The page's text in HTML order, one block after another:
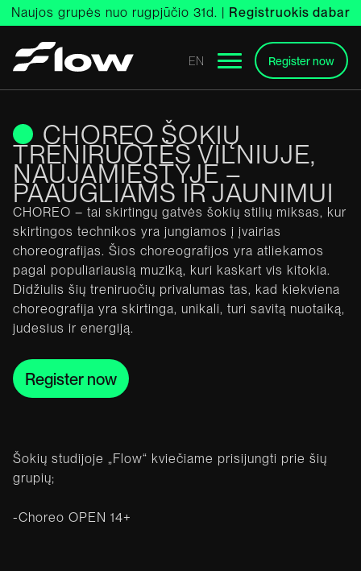
Naujos grupės nuo rugpjūčio 31d. | Registruokis dabar
EN Register now
Skip
to
content
CHOREO ŠOKIŲ
TRENIRUOTĖS VILNIUJE,
NAUJAMIESTYJE –
PAAUGLIAMS IR JAUNIMUI
CHOREO – tai skirtingų gatvės šokių stilių miksas, kur
skirtingos technikos yra jungiamos į įvairias
choreografijas. Šios choreografijos yra atliekamos
pagal populiariausią muziką, kuri kaskart vis kitokia.
Didžiulis šių treniruočių privalumas tas, kad kiekviena
choreografija yra skirtinga, unikali, turi savitą nuotaiką,
judesius ir energiją.
Register now
Šokių studijoje „Flow“ kviečiame prisijungti prie šių
grupių;
-Choreo OPEN 14+